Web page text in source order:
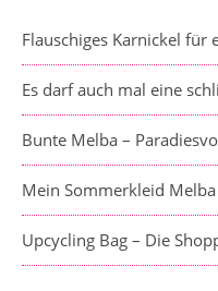
Flauschiges Karnickel für
Es darf auch mal eine
Bunte Melba –
Mein Sommerkleid Melba
Upcycling Bag – Die